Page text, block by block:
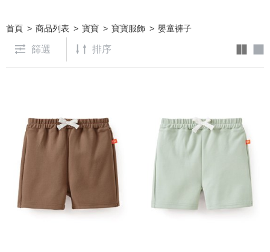
首頁 商品列表 寶寶 寶寶服飾 嬰童褲子
篩選